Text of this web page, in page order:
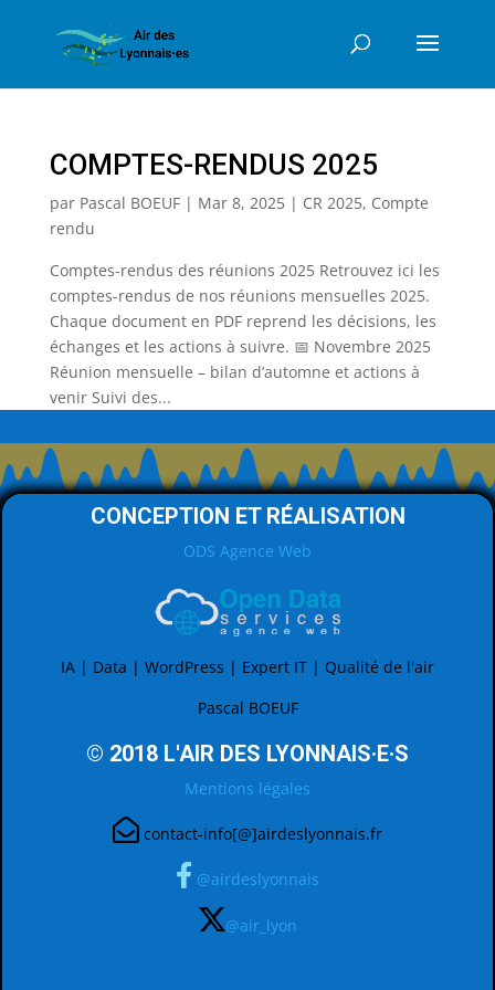
COMPTES-RENDUS 2025
par Pascal BOEUF| Mar 8, 2025| CR 2025, Compte
rendu
Comptes-rendus des réunions 2025 Retrouvez ici les
comptes-rendus de nos réunions mensuelles 2025.
Chaque document en PDF reprend les décisions, les
échanges et les actions à suivre. 📅 Novembre 2025
Réunion mensuelle – bilan d’automne et actions à
venir Suivi des...
CONCEPTION ET RÉALISATION
ODS Agence Web
IA | Data | WordPress | Expert IT | Qualité de l'air
Pascal BOEUF
© 2018 L'AIR DES LYONNAIS·E·S
Mentions légales
contact-info[@]airdeslyonnais.fr
@airdeslyonnais
@air_lyon